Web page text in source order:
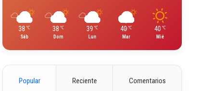
38 ℃
Sáb
38 ℃
Dom
39 ℃
Lun
40 ℃
Mar
40 ℃
Mié
Popular Reciente Comentarios